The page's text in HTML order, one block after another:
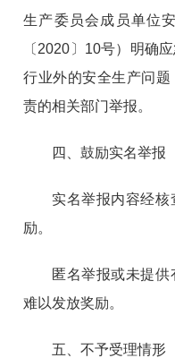
生产委员会成员单位
〔2020〕10号）明确
行业外的安全生产问
责的相关部门举报。
四、鼓励实名举报
实名举报内容经
励。
匿名举报或未提
难以发放奖励。
五、不予受理情形